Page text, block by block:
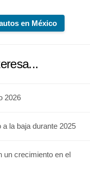
en México
2026
la baja durante 2025
un crecimiento en el